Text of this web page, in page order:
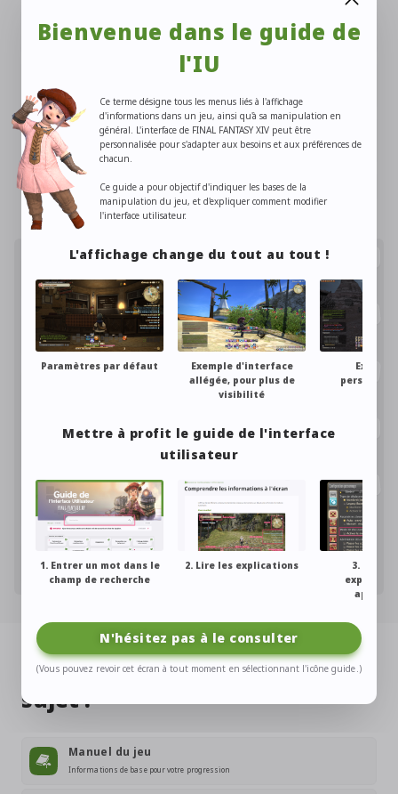
Désactiver les messages d'erreur de temps de recharge
des actions
Masquer les emplacements vides dans une barre de
raccourcis
Comment modifier le degré de transparence de la fenêtre
de discussion ?
Comment utiliser les bulles de discussion ?
utilisateur
complémentaires
L'équipement
Personnaliser son
équipement
Présentez-vous
La communication entre
Le système de combat Équipe
Mémoquartz allagois
Ne ratez pas ces sites sur le
sujet !
Manuel du jeu
Informations de base pour votre progression
Bienvenue dans le guide de
l'IU
Ce terme désigne tous les menus liés à l'affichage
d'informations dans un jeu, ainsi qu'à sa manipulation en
général. L'interface de FINAL FANTASY XIV peut être
personnalisée pour s'adapter aux besoins et aux préférences de
chacun.
Ce guide a pour objectif d'indiquer les bases de la
manipulation du jeu, et d'expliquer comment modifier
l'interface utilisateur.
L'affichage change du tout au tout !
Paramètres par défaut
Exemple d'interface
allégée, pour plus de
visibilité
Mettre à profit le guide de l'interface
utilisateur
1. Entrer un mot dans le
champ de recherche
2. Lire les explications
3.
N'hésitez pas à le consulter
(Vous pouvez revoir cet écran à tout moment en sélectionnant l'icône guide.)